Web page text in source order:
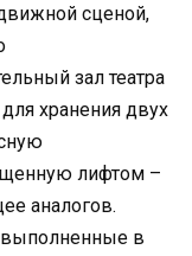
сценой,
зал театра
хранения двух
лифтом –
аналогов.
выполненные в